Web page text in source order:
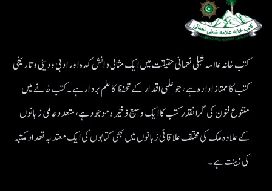
کتب خانہ علامہ شبلی نعمانی حقیقت میں ایک مثالی دانش کدہ اور ادبی ودینی و تاریخی
کتب کا ممتاز ادارہ ہے، جو علمی اقدار کے تحفظ کا علم بردار ہے۔کتب خانے میں
متنوع فنون کی گرانقدر کتب کا ایک وسیع ذخیرہ موجود ہے، متعدد عالمی زبانوں
کے علاوہ ملک کی مختلف علاقائی زبانوں میں بھی کتابوں کی ایک معتد بہ تعداد مکتبہ
کی زینت ہے۔